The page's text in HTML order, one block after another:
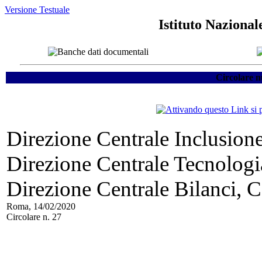
Versione Testuale
Istituto
Circolare
Direzione Centrale
Direzione Centrale
Direzione Centrale Bilanci,
Roma, 14/02/2020
Circolare n. 27